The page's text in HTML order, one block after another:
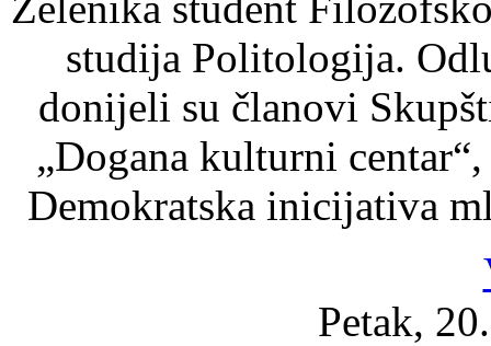
studija Politologija.
donijeli su članovi
„Dogana kulturni
Demokratska inicijativa
Petak,